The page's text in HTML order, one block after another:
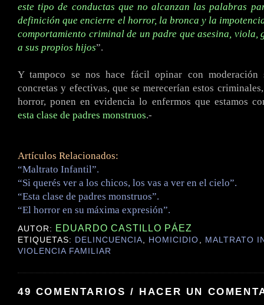
este tipo de conductas que no alcanzan las palabras
definición que encierre el horror, la bronca y la
comportamiento criminal de un padre que asesina, viola,
a sus propios hijos”.
Y tampoco se nos hace fácil opinar con moderación
concretas y efectivas, que se merecerían estos
horror, ponen en evidencia lo enfermos que estamos
esta clase de padres monstruos.-
Artículos Relacionados:
“Maltrato Infantil”.
“Si querés ver a los chicos, los vas a ver en el cielo”.
“Esta clase de padres monstruos”.
“El horror en su máxima expresión”.
AUTOR: EDUARDO CASTILLO PÁEZ
ETIQUETAS: DELINCUENCIA, HOMICIDIO , MALTRATO
VIOLENCIA FAMILIAR
49 COMENTARIOS / HACER UN